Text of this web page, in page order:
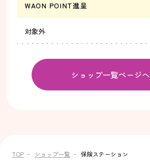
WAON POINT進呈
対象外
ショップ一覧ページへ
TOP ショップ一覧 保険ステーション